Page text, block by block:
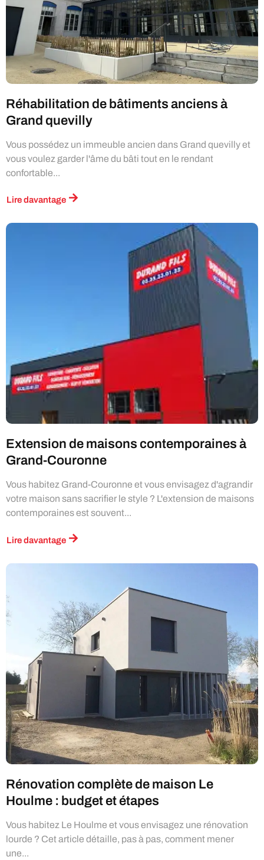
Réhabilitation de bâtiments anciens à
Grand quevilly
Vous possédez un immeuble ancien dans Grand quevilly et
vous voulez garder l'âme du bâti tout en le rendant
confortable...
Lire davantage
Extension de maisons contemporaines à
Grand-Couronne
Vous habitez Grand-Couronne et vous envisagez d'agrandir
votre maison sans sacrifier le style ? L'extension de maisons
contemporaines est souvent...
Lire davantage
Rénovation complète de maison Le
Houlme : budget et étapes
Vous habitez Le Houlme et vous envisagez une rénovation
lourde ? Cet article détaille, pas à pas, comment mener
une...